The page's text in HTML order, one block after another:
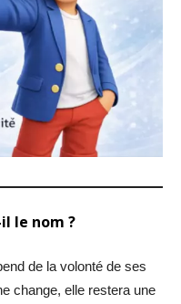
le nom ?
de la volonté de ses
change, elle restera une